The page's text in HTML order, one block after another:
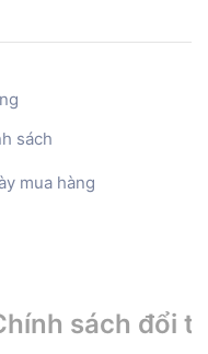
sách
mua hàng
sách đổi